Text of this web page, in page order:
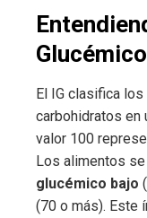
Glucémico
El IG clasifica
carbohidratos en
valor 100
Los alimentos
glucémico bajo
(70 o más). Este